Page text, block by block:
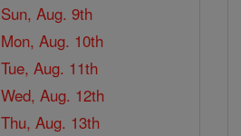
Sun, Aug. 9th
Mon, Aug. 10th
Tue, Aug. 11th
Wed, Aug. 12th
Thu, Aug. 13th